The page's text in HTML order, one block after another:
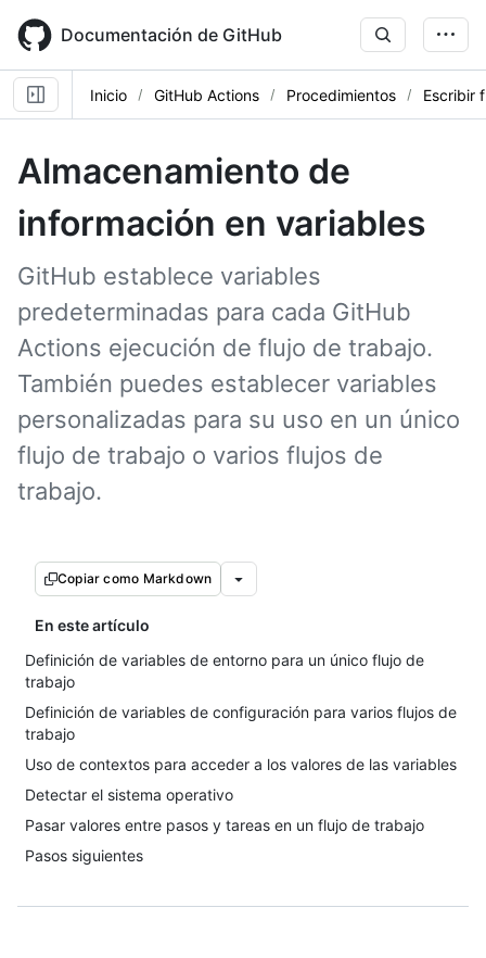
main
content
Documentación de GitHub
Inicio GitHub Actions Procedimientos Escribir
Almacenamiento de
información en variables
GitHub establece variables
predeterminadas para cada GitHub
Actions ejecución de flujo de trabajo.
También puedes establecer variables
personalizadas para su uso en un único
flujo de trabajo o varios flujos de
trabajo.
Copiar como Markdown
En este artículo
Definición de variables de entorno para un único flujo de
trabajo
Definición de variables de configuración para varios flujos de
trabajo
Uso de contextos para acceder a los valores de las variables
Detectar el sistema operativo
Pasar valores entre pasos y tareas en un flujo de trabajo
Pasos siguientes